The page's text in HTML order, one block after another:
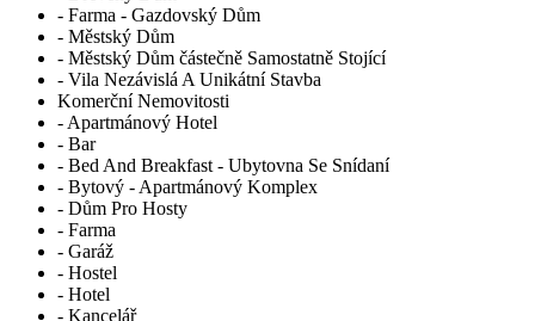
- Farma - Gazdovský Dům
- Městský Dům
- Městský Dům částečně Samostatně Stojící
- Vila Nezávislá A Unikátní Stavba
Komerční Nemovitosti
- Apartmánový Hotel
- Bar
- Bed And Breakfast - Ubytovna Se Snídaní
- Bytový - Apartmánový Komplex
- Dům Pro Hosty
- Farma
- Garáž
- Hostel
- Hotel
- Kancelář